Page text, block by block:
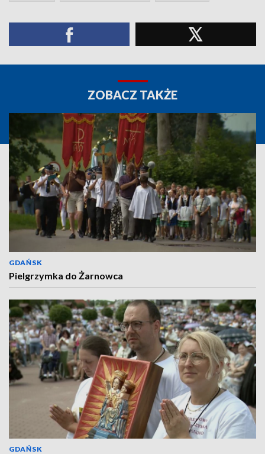
ZOBACZ TAKŻE
GDAŃSK
Pielgrzymka do Żarnowca
GDAŃSK